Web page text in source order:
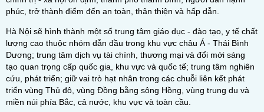
phúc, trở thành điểm đến an toàn, thân thiện và hấp dẫn.
Hà Nội sẽ hình thành một số trung tâm giáo dục - đào tạo, y tế chất
lượng cao thuộc nhóm dẫn đầu trong khu vực châu Á - Thái Bình
Dương; trung tâm dịch vụ tài chính, thương mại và đổi mới sáng
tạo quan trọng cấp quốc gia, khu vực và quốc tế; trung tâm nghiên
cứu, phát triển; giữ vai trò hạt nhân trong các chuỗi liên kết phát
triển vùng Thủ đô, vùng Đồng bằng sông Hồng, vùng trung du và
miền núi phía Bắc, cả nước, khu vực và toàn cầu.